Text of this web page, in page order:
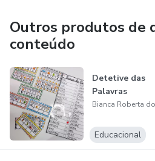
Outros produtos de
conteúdo
Detetive das
Palavras
Educacional